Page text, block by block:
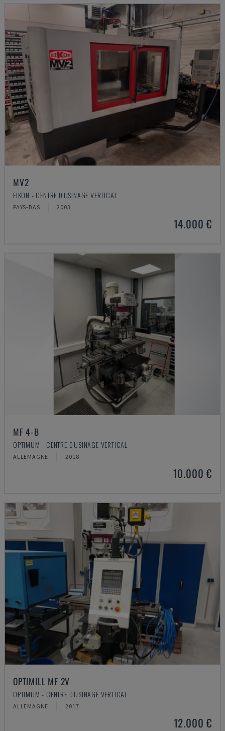
MV2
EIKON - CENTRE D'USINAGE VERTICAL
PAYS-BAS 2003
14.000 €
MF 4-B
OPTIMUM - CENTRE D'USINAGE VERTICAL
ALLEMAGNE 2018
10.000 €
OPTIMILL MF 2V
OPTIMUM - CENTRE D'USINAGE VERTICAL
ALLEMAGNE 2017
12.000 €